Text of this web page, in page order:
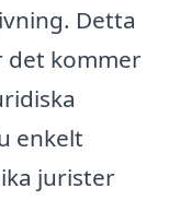
Detta
det kommer
enkelt
jurister